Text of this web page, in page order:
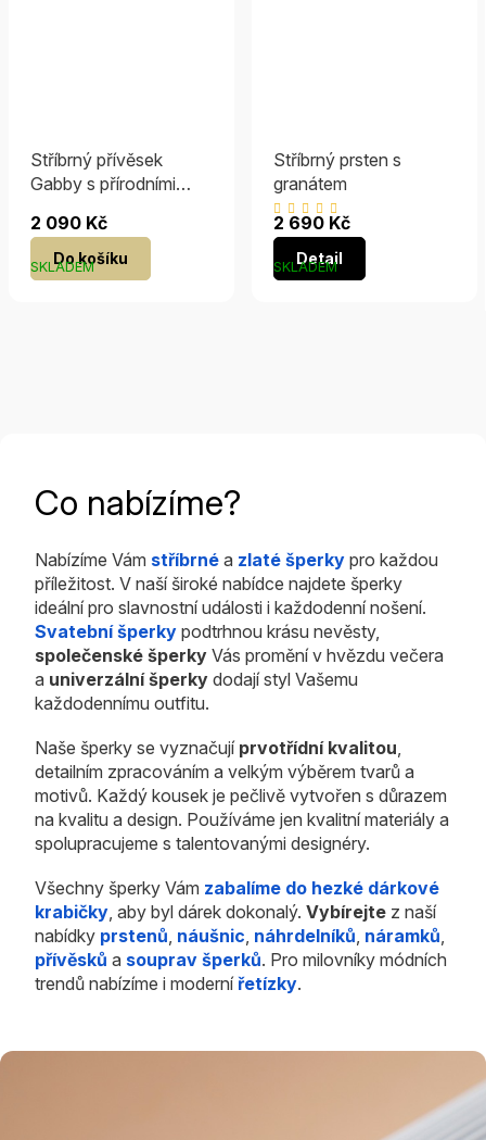
Stříbrný přívěsek
Gabby s přírodními
SKLADEM
2 090 Kč
Do košíku
Stříbrný prsten s
granátem
Průměrné
hodnocení
je
SKLADEM
2 690 Kč
Detail
Co nabízíme?
Nabízíme Vám stříbrné a zlaté šperky pro každou
příležitost. V naší široké nabídce najdete šperky
ideální pro slavnostní události i každodenní nošení.
Svatební šperky podtrhnou krásu nevěsty,
společenské šperky Vás promění v hvězdu večera
a univerzální šperky dodají styl Vašemu
každodennímu outfitu.
Naše šperky se vyznačují prvotřídní kvalitou
detailním zpracováním a velkým výběrem tvarů a
motivů. Každý kousek je pečlivě vytvořen s důrazem
na kvalitu a design. Používáme jen kvalitní materiály a
spolupracujeme s talentovanými designéry.
Všechny šperky Vám zabalíme do hezké dárkové
krabičky , aby byl dárek dokonalý. Vybírejte z naší
nabídky prstenů náušnic náhrdelníků náramků
přívěsků a souprav šperků. Pro milovníky módních
trendů nabízíme i modernířetízky.